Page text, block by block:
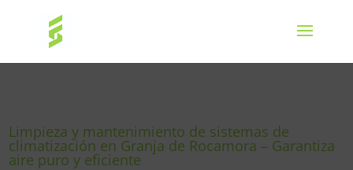
Limpieza y mantenimiento de sistemas de
climatización en Granja de Rocamora – Garantiza
aire puro y eficiente